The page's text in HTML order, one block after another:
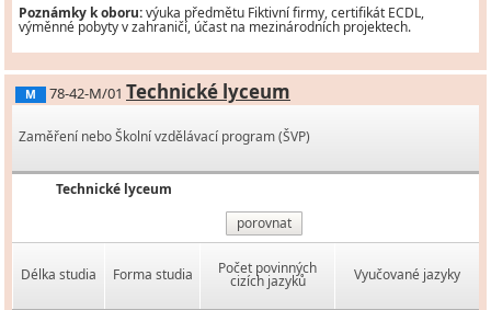
Poznámky k oboru:výuka předmětu Fiktivní firmy, certifikát ECDL,
výměnné pobyty v zahraničí, účast na mezinárodních projektech.
M 78-42-M/01 Technické lyceum
Zaměření nebo Školní vzdělávací program (ŠVP)
Technické lyceum
porovnat
Délka studia Forma studia Počet povinných
cizích jazyků Vyučované jazyky